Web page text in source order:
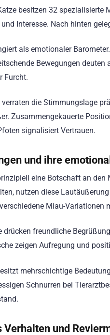
besitzen 32
Interesse. Nach hinten
als emotionaler
Bewegungen
Furcht.
die Stimmungslage
Zusammengekauerte
signalisiert Vertrauen.
und ihre
eine Botschaft an den
nutzen diese
Miau-Variationen
drücken freundliche
zeigen Aufregung und
mehrschichtige
Schnurren bei
und